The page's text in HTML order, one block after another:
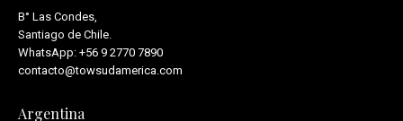
B° Las Condes,
Santiago de Chile.
WhatsApp: +56 9 2770 7890
contacto@towsudamerica.com
Argentina